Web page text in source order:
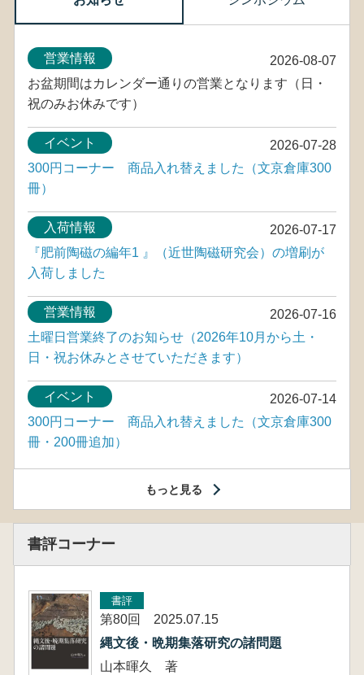
2026-08-07
営業情報
お盆期間はカレンダー通りの営業となります（日・
祝のみお休みです）
2026-07-28
イベント
300円コーナー 商品入れ替えました（文京倉庫300
冊）
2026-07-17
入荷情報
『肥前陶磁の編年1 』（近世陶磁研究会）の増刷が
入荷しました
2026-07-16
営業情報
土曜日営業終了のお知らせ（2026年10月から土・
日・祝お休みとさせていただきます）
2026-07-14
イベント
300円コーナー 商品入れ替えました（文京倉庫300
冊・200冊追加）
もっと見る
書評コーナー
書評
第80回 2025.07.15
縄文後・晩期集落研究の諸問題
山本暉久 著